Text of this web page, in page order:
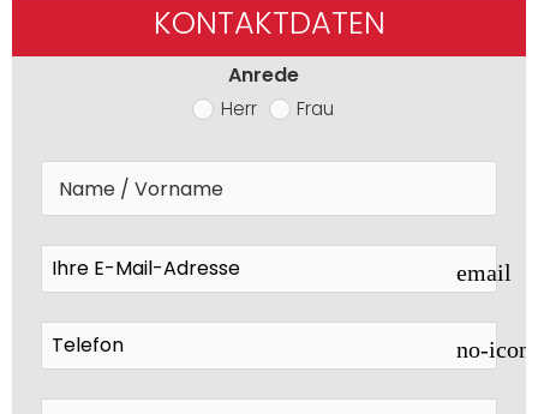
KONTAKTDATEN
Anrede
Herr Frau
email
no-icon